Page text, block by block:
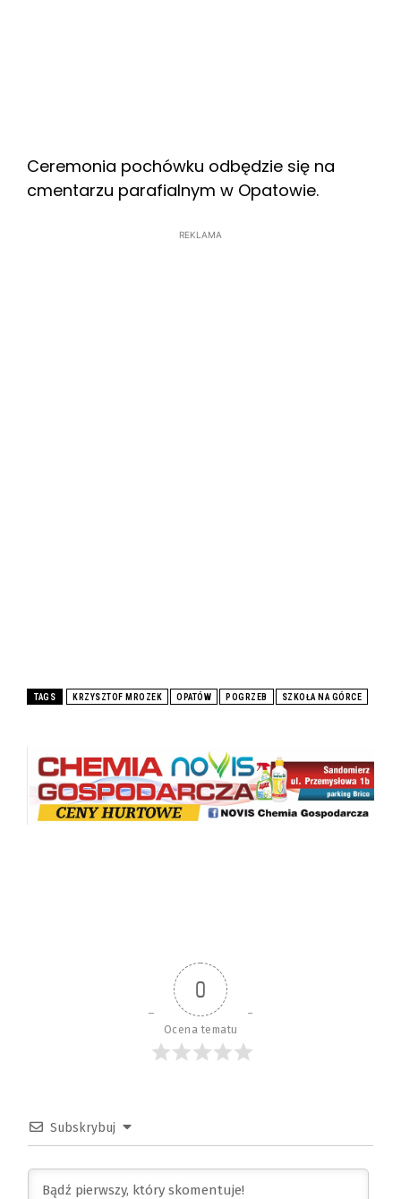
Ceremonia pochówku odbędzie się na
cmentarzu parafialnym w Opatowie.
REKLAMA
TAGS KRZYSZTOF MROZEK OPATÓW POGRZEB SZKOŁA NA GÓRCE
0
Ocena tematu
Subskrybuj